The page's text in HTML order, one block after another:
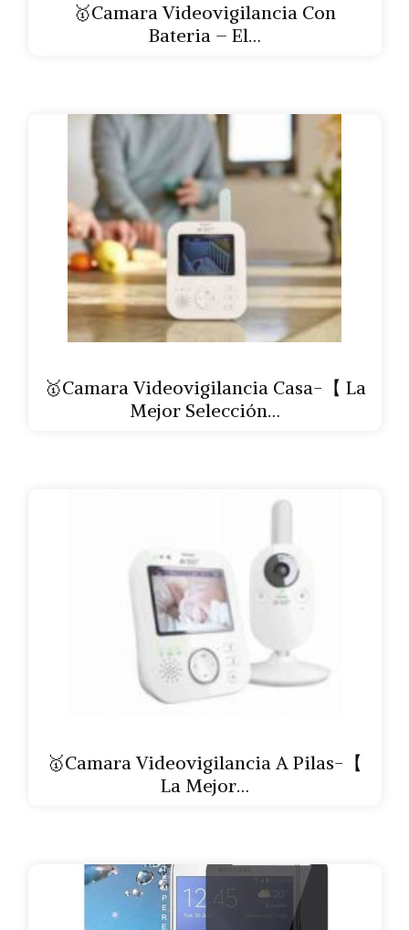
🥇Camara Videovigilancia Con
Bateria – El…
🥇Camara Videovigilancia Casa-【 La
Mejor Selección…
🥇Camara Videovigilancia A Pilas-【
La Mejor…